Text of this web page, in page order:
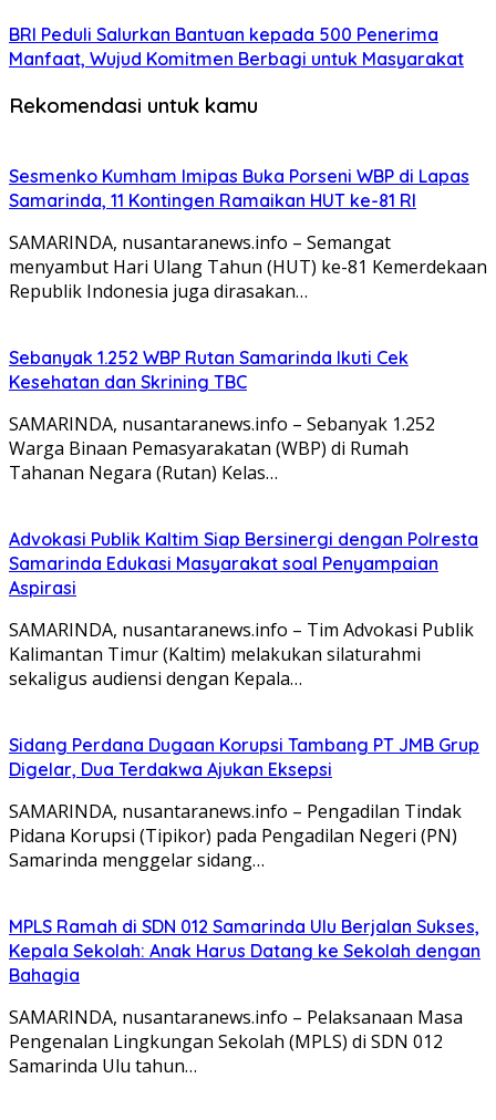
BRI Peduli Salurkan Bantuan kepada 500 Penerima
Manfaat, Wujud Komitmen Berbagi untuk Masyarakat
Rekomendasi untuk kamu
Sesmenko Kumham Imipas Buka Porseni WBP di Lapas
Samarinda, 11 Kontingen Ramaikan HUT ke-81 RI
SAMARINDA, nusantaranews.info – Semangat
menyambut Hari Ulang Tahun (HUT) ke-81 Kemerdekaan
Republik Indonesia juga dirasakan…
Sebanyak 1.252 WBP Rutan Samarinda Ikuti Cek
Kesehatan dan Skrining TBC
SAMARINDA, nusantaranews.info – Sebanyak 1.252
Warga Binaan Pemasyarakatan (WBP) di Rumah
Tahanan Negara (Rutan) Kelas…
Advokasi Publik Kaltim Siap Bersinergi dengan Polresta
Samarinda Edukasi Masyarakat soal Penyampaian
Aspirasi
SAMARINDA, nusantaranews.info – Tim Advokasi Publik
Kalimantan Timur (Kaltim) melakukan silaturahmi
sekaligus audiensi dengan Kepala…
Sidang Perdana Dugaan Korupsi Tambang PT JMB Grup
Digelar, Dua Terdakwa Ajukan Eksepsi
SAMARINDA, nusantaranews.info – Pengadilan Tindak
Pidana Korupsi (Tipikor) pada Pengadilan Negeri (PN)
Samarinda menggelar sidang…
MPLS Ramah di SDN 012 Samarinda Ulu Berjalan Sukses,
Kepala Sekolah: Anak Harus Datang ke Sekolah dengan
Bahagia
SAMARINDA, nusantaranews.info – Pelaksanaan Masa
Pengenalan Lingkungan Sekolah (MPLS) di SDN 012
Samarinda Ulu tahun…